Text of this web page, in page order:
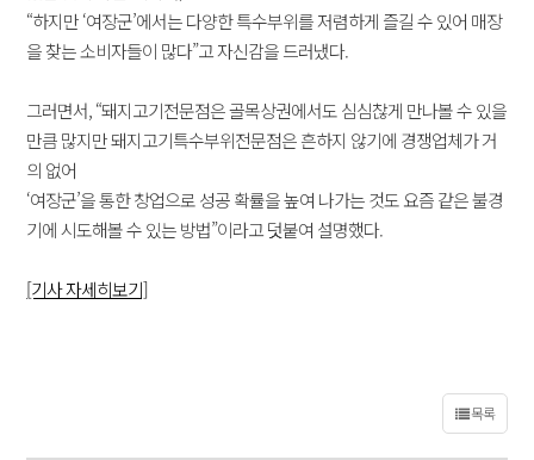
“하지만 ‘여장군’에서는 다양한 특수부위를 저렴하게 즐길 수 있어 매장
을 찾는 소비자들이 많다”고 자신감을 드러냈다.
그러면서, “돼지고기전문점은 골목상권에서도 심심찮게 만나볼 수 있을
만큼 많지만 돼지고기특수부위전문점은 흔하지 않기에 경쟁업체가 거
의 없어
‘여장군’을 통한 창업으로 성공 확률을 높여 나가는 것도 요즘 같은 불경
기에 시도해볼 수 있는 방법”이라고 덧붙여 설명했다.
[기사 자세히보기]
목록